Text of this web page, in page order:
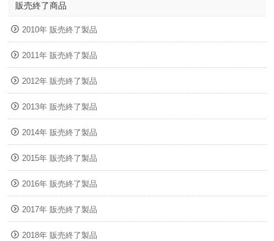
販売終了商品
2010年 販売終了製品
2011年 販売終了製品
2012年 販売終了製品
2013年 販売終了製品
2014年 販売終了製品
2015年 販売終了製品
2016年 販売終了製品
2017年 販売終了製品
2018年 販売終了製品